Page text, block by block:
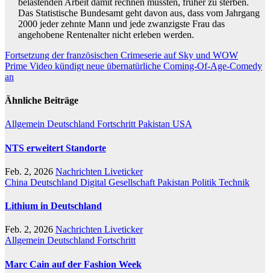
Das Statistische Bundesamt geht davon aus, dass vom Jahrgang
2000 jeder zehnte Mann und jede zwanzigste Frau das
angehobene Rentenalter nicht erleben werden.
Beitragsnavigation
Fortsetzung der französischen Crimeserie auf Sky und WOW
Prime Video kündigt neue übernatürliche Coming-Of-Age-Comedy
an
Ähnliche Beiträge
Allgemein Deutschland FortschrittPakistan USA
NTS erweitert Standorte
Feb. 2, 2026 Nachrichten Liveticker
China Deutschland Digital Gesellschaft Pakistan Politik Technik
Lithium in Deutschland
Feb. 2, 2026 Nachrichten Liveticker
Allgemein Deutschland Fortschritt
Marc Cain auf der Fashion Week